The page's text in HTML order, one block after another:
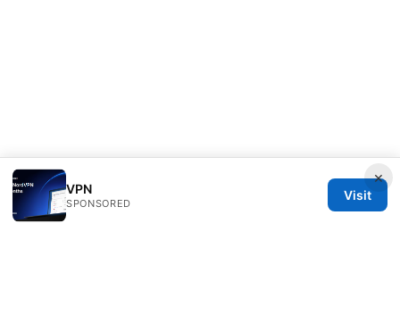
×
VPN
SPONSORED
Visit